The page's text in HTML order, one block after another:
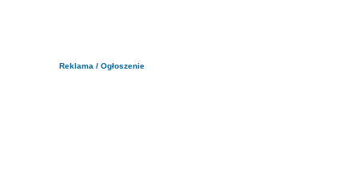
Reklama / Ogłoszenie